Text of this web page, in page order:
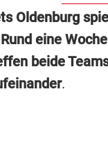
Oldenburg
eine
beide
.